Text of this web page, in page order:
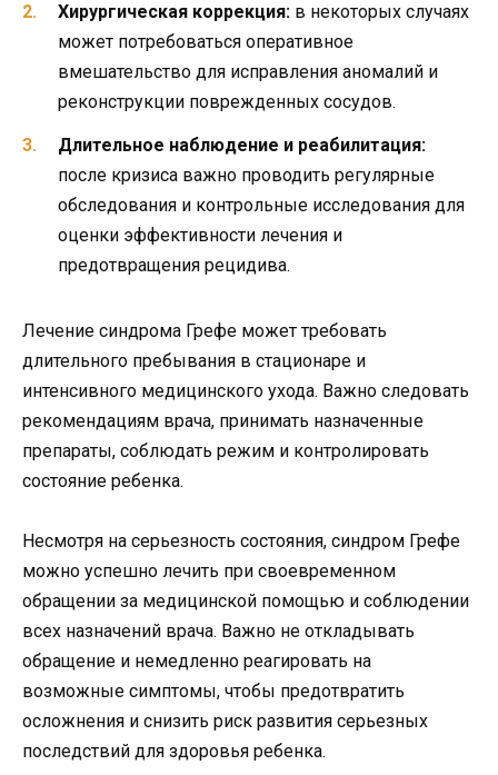
Хирургическая коррекция: в некоторых случаях
может потребоваться оперативное
вмешательство для исправления аномалий и
реконструкции поврежденных сосудов.
Длительное наблюдение и реабилитация:
после кризиса важно проводить регулярные
обследования и контрольные исследования для
оценки эффективности лечения и
предотвращения рецидива.
Лечение синдрома Грефе может требовать
длительного пребывания в стационаре и
интенсивного медицинского ухода. Важно следовать
рекомендациям врача, принимать назначенные
препараты, соблюдать режим и контролировать
состояние ребенка.
Несмотря на серьезность состояния, синдром Грефе
можно успешно лечить при своевременном
обращении за медицинской помощью и соблюдении
всех назначений врача. Важно не откладывать
обращение и немедленно реагировать на
возможные симптомы, чтобы предотвратить
осложнения и снизить риск развития серьезных
последствий для здоровья ребенка.